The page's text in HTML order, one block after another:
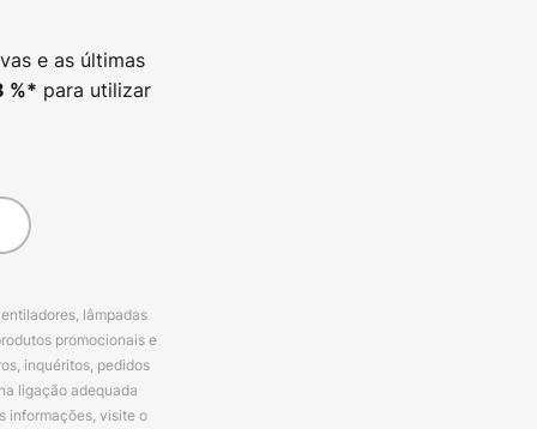
e as últimas
%* para utilizar
lâmpadas
promocionais e
inquéritos, pedidos
ligação adequada
informações, visite o